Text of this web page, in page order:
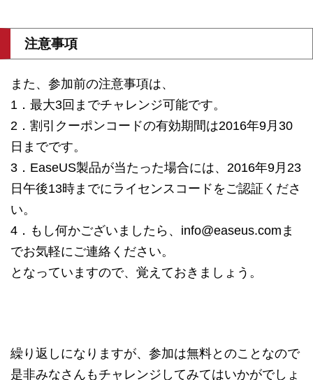
注意事項
また、参加前の注意事項は、
1．最大3回までチャレンジ可能です。
2．割引クーポンコードの有効期間は2016年9月30
日までです。
3．EaseUS製品が当たった場合には、2016年9月23
日午後13時までにライセンスコードをご認証くださ
い。
4．もし何かございましたら、info@easeus.comま
でお気軽にご連絡ください。
となっていますので、覚えておきましょう。
繰り返しになりますが、参加は無料とのことなので
是非みなさんもチャレンジしてみてはいかがでしょ